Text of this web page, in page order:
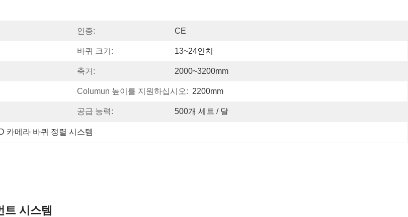
인증: CE
바퀴 크기: 13~24인치
축거: 2000~3200mm
Columun 높이를 지원하십시오: 2200mm
공급 능력: 500개 세트 / 달
카메라 바퀴 정렬 시스템
시스템